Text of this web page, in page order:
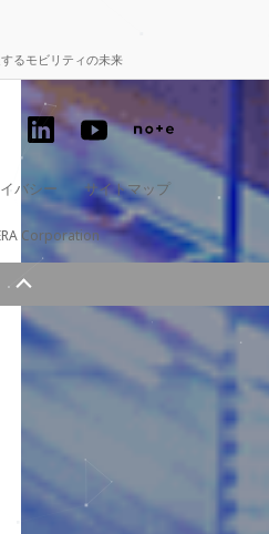
るモビリティの未来
バシー サイトマップ
Corporation